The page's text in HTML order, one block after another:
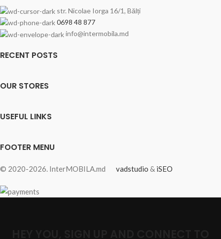
str. Nicolae Iorga 16/1, Bălți
0698 48 877
info@intermobila.md
RECENT POSTS
OUR STORES
USEFUL LINKS
FOOTER MENU
© 2020-2026. InterMOBILA.md vadstudio & iSEO